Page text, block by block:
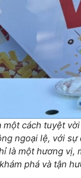
cách tuyệt
ngoại lệ, với
là một hương vị,
phá và tận